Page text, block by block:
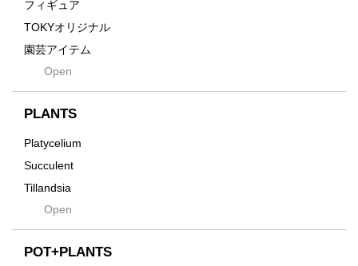
Grid
Innocence
Kodama
フィギュア
TOKYオリジナル
園芸アイテム
土・化粧石・活力剤
インテリア・デザイン雑貨
Tシャツ・バッグ
その他
Open
PLANTS
Platycelium
Succulent
Tillandsia
SeedsOpen
POT+PLANTS